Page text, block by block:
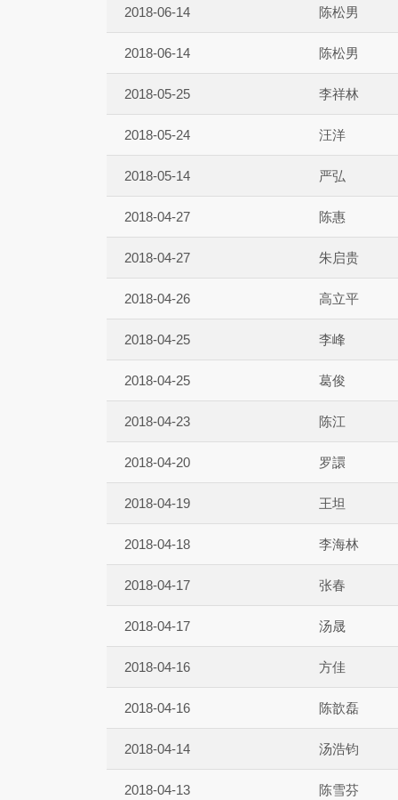
2018-06-14 陈松男
2018-06-14 陈松男
2018-05-25 李祥林
2018-05-24 汪洋
2018-05-14 严弘
2018-04-27 陈惠
2018-04-27 朱启贵
2018-04-26 高立平
2018-04-25 李峰
2018-04-25 葛俊
2018-04-23 陈江
2018-04-20 罗譞
2018-04-19 王坦
2018-04-18 李海林
2018-04-17 张春
2018-04-17 汤晟
2018-04-16 方佳
2018-04-16 陈歆磊
2018-04-14 汤浩钧
2018-04-13 陈雪芬